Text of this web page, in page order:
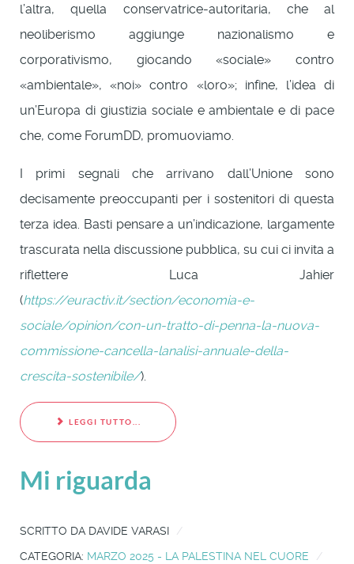
l’altra, quella conservatrice-autoritaria, che al
neoliberismo aggiunge nazionalismo e
corporativismo, giocando «sociale» contro
«ambientale», «noi» contro «loro»; infine, l’idea di
un’Europa di giustizia sociale e ambientale e di pace
che, come ForumDD, promuoviamo.
I primi segnali che arrivano dall’Unione sono
decisamente preoccupanti per i sostenitori di questa
terza idea. Basti pensare a un’indicazione, largamente
trascurata nella discussione pubblica, su cui ci invita a
riflettere Luca Jahier
(https://euractiv.it/section/economia-e-
sociale/opinion/con-un-tratto-di-penna-la-nuova-
commissione-cancella-lanalisi-annuale-della-
crescita-sostenibile/).
LEGGI TUTTO...
Mi riguarda
SCRITTO DA DAVIDE VARASI
CATEGORIA: MARZO 2025 - LA PALESTINA NEL CUORE